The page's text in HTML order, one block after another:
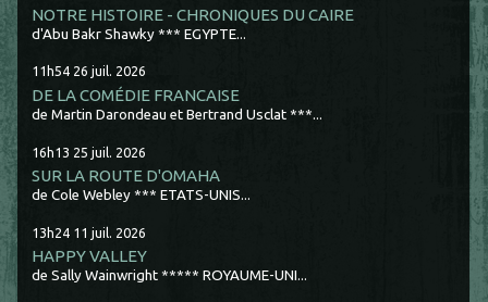
NOTRE HISTOIRE - CHRONIQUES DU CAIRE
d'Abu Bakr Shawky *** EGYPTE...
11h54 26 juil. 2026
DE LA COMÉDIE FRANCAISE
de Martin Darondeau et Bertrand Usclat ***...
16h13 25 juil. 2026
SUR LA ROUTE D'OMAHA
de Cole Webley *** ETATS-UNIS...
13h24 11 juil. 2026
HAPPY VALLEY
de Sally Wainwright ***** ROYAUME-UNI...